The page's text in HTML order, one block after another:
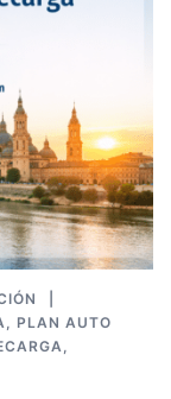
, PLAN AUTO
,